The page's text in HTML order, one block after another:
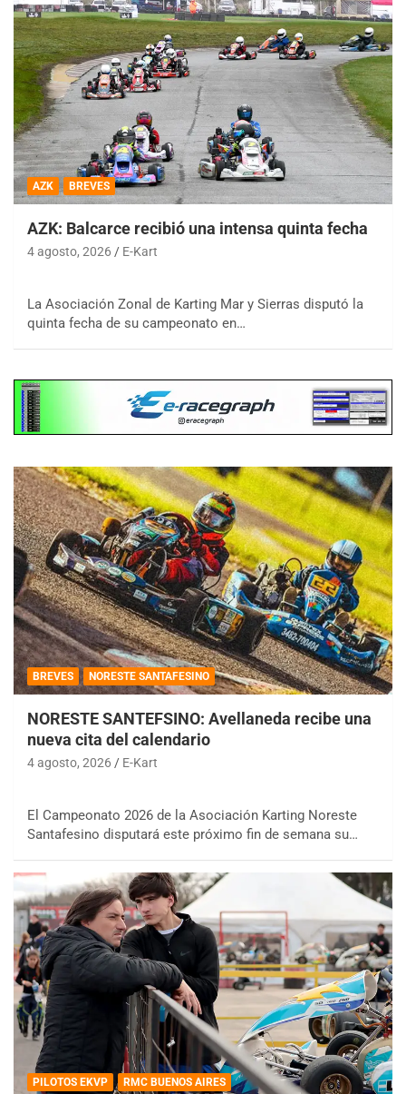
AZK BREVES
AZK: Balcarce recibió una intensa quinta fecha
4 agosto, 2026 E-Kart
La Asociación Zonal de Karting Mar y Sierras disputó la
quinta fecha de su campeonato en…
BREVES NORESTE SANTAFESINO
NORESTE SANTEFSINO: Avellaneda recibe una
nueva cita del calendario
4 agosto, 2026 E-Kart
El Campeonato 2026 de la Asociación Karting Noreste
Santafesino disputará este próximo fin de semana su…
PILOTOS EKVP RMC BUENOS AIRES